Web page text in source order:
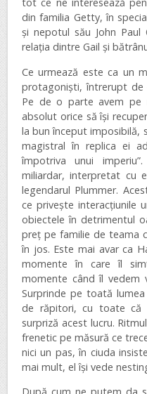
tot ce ne interesează
din familia Getty, în
și nepotul său John
relația dintre Gail și
Ce urmează este ca un
protagoniști, întrerupt de
Pe de o parte avem pe
absolut orice să își
la bun început
magistral în replica ei
împotriva unui
miliardar, interpretat cu
legendarul Plummer.
ce privește interacțiunile
obiectele în detrimentul
preț pe familie de teama
în jos. Este mai avar ca
momente în care îl
momente când îl vedem
Surprinde pe toată
de răpitori, cu toate
surpriză acest lucru.
frenetic pe măsură ce
nici un pas, în ciuda
mai mult, el își vede